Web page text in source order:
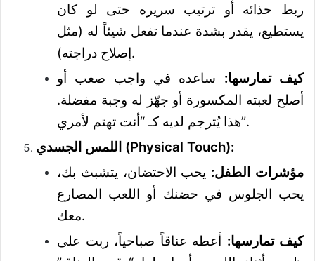
ربط حذائه أو ترتيب سريره حتى لو كان
يستطيع، يقدر بشدة عندما تفعل شيئاً له (مثل
إصلاح دراجته).
كيف تمارسها: ساعده في واجب صعب أو
أصلح لعبته المكسورة أو جهّز له وجبة مفضلة.
هذا يُترجم لديه كـ “أنت تهتم لأمري”.
اللمس الجسدي (Physical Touch):
مؤشرات الطفل: يحب الاحتضان، يتشبث بك،
يحب الجلوس في حضنك أو اللعب المصارع
معك.
كيف تمارسها: أعطه عناقاً صباحياً، ربت على